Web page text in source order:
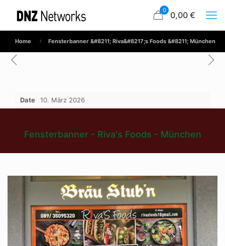
0 0,00 €
Home Fensterbanner &#8211; Riva&#8217;s Foods &#8211; München
Date 10. März 2026
Fensterbanner - Riva's Foods - München